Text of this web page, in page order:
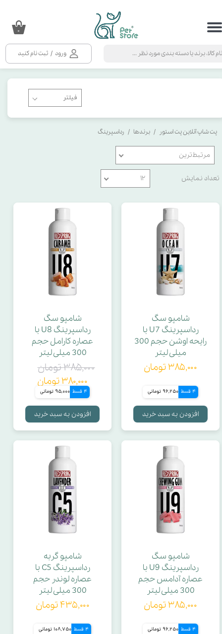
ورود / ثبت نام کنید
حساب کاربری من
سفارشات
۰
پت شاپ آنلاین پت استور برندها رداسپرینگ
مرتبط‌ترین
تعداد نمایش ۱۲
شامپو سگ
رداسپرینگ U7 با
رایحه اوشن حجم 300
میلی لیتر
۳۸۵,۰۰۰ تومان
4 قسط 96,250 تومانی
افزودن به سبد خرید
شامپو سگ
رداسپرینگ U8 با
عصاره کارامل حجم
300 میلی لیتر
۳۸۵,۰۰۰ تومان
۳۸۰,۰۰۰ تومان
4 قسط 95,000 تومانی
افزودن به سبد خرید
شامپو سگ
رداسپرینگ U9 با
عصاره آدامس حجم
300 میلی لیتر
۳۸۵,۰۰۰ تومان
4 قسط 96,250 تومانی
شامپو گربه
رداسپرینگ C5 با
عصاره لوندر حجم
300 میلی لیتر
۴۳۵,۰۰۰ تومان
4 قسط 108,750 تومانی